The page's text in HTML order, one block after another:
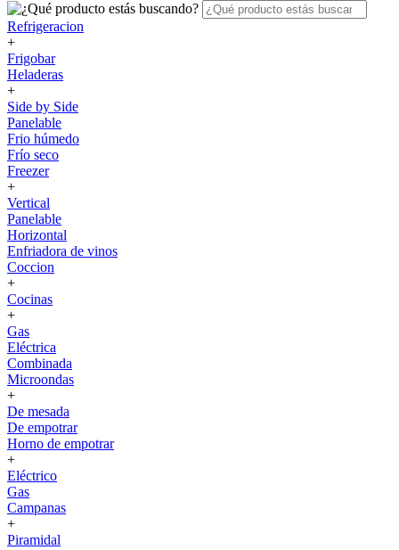
Refrigeracion
+
Frigobar
Heladeras
+
Side by Side
Panelable
Frio húmedo
Frío seco
Freezer
+
Vertical
Panelable
Horizontal
Enfriadora de vinos
Coccion
+
Cocinas
+
Gas
Eléctrica
Combinada
Microondas
+
De mesada
De empotrar
Horno de empotrar
+
Eléctrico
Gas
Campanas
+
Piramidal